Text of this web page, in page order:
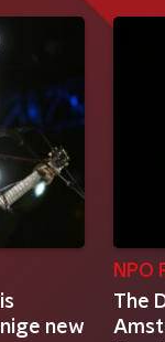
new
NPO
The